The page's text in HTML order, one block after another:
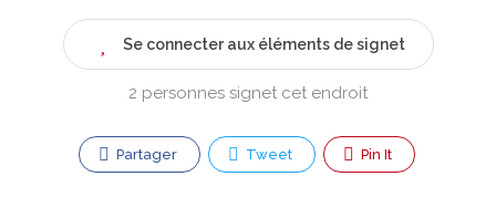
Se connecter aux éléments de signet
2 personnes signet cet endroit
Partager Tweet Pin It